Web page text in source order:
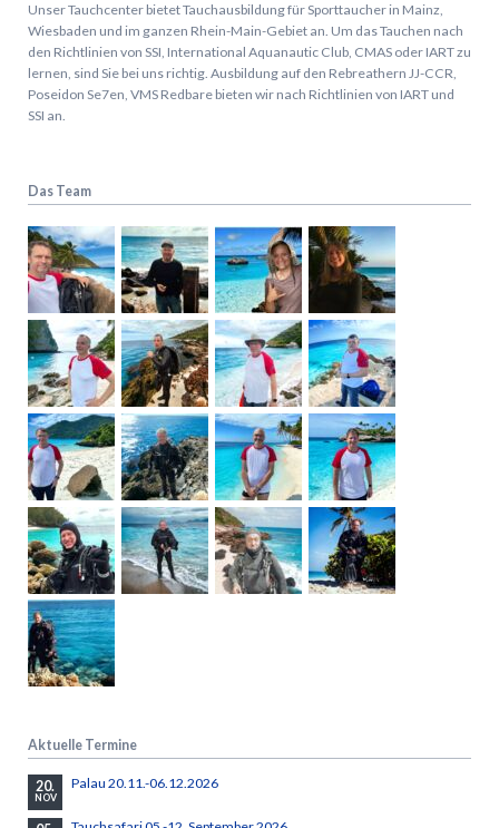
Unser Tauchcenter bietet Tauchausbildung für Sporttaucher in Mainz,
Wiesbaden und im ganzen Rhein-Main-Gebiet an. Um das Tauchen nach
den Richtlinien von SSI, International Aquanautic Club, CMAS oder IART zu
lernen, sind Sie bei uns richtig. Ausbildung auf den Rebreathern JJ-CCR,
Poseidon Se7en, VMS Redbare bieten wir nach Richtlinien von IART und
SSI an.
Das Team
Aktuelle Termine
20.
NOV
Palau 20.11.-06.12.2026